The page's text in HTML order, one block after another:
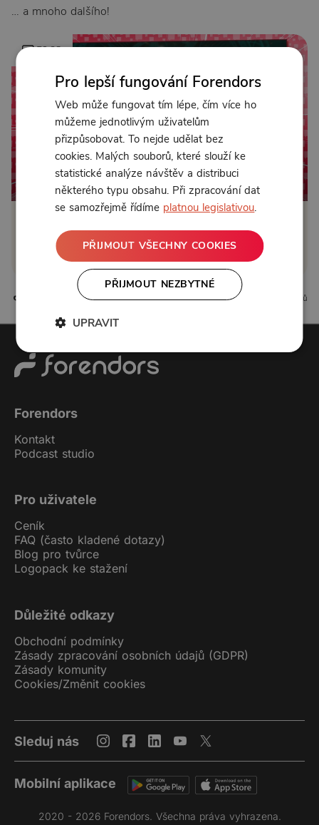
… a mnoho dalšího!
59:28
Od 99 Kč měsíčně
Klikněte pro odemčení
nebo sepřihlaste
2 líbí 0 komentářů
Forendors
Kontakt
Podcast studio
Pro uživatele
Ceník
FAQ (často kladené dotazy)
Blog pro tvůrce
Logopack ke stažení
Důležité odkazy
Obchodní podmínky
Zásady zpracování osobních údajů (GDPR)
Zásady komunity
Cookies/Změnit cookies
Sleduj nás
Mobilní aplikace
2020 - 2026 Forendors. Všechna práva vyhrazena.
Pro lepší fungování Forendors
Web může fungovat tím lépe, čím více ho
můžeme jednotlivým uživatelům
přizpůsobovat. To nejde udělat bez
cookies. Malých souborů, které slouží ke
statistické analýze návštěv a distribuci
některého typu obsahu. Při zpracování dat
se samozřejmě řídíme platnou legislativou.
PŘIJMOUT VŠECHNY COOKIES
PŘIJMOUT NEZBYTNÉ
UPRAVIT